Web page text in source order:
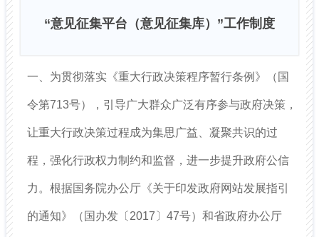
“意见征集平台（意见征集库）”工作制度
一、为贯彻落实《重大行政决策程序暂行条例》（国
令第713号），引导广大群众广泛有序参与政府决策，
让重大行政决策过程成为集思广益、凝聚共识的过
程，强化行政权力制约和监督，进一步提升政府公信
力。根据国务院办公厅《关于印发政府网站发展指引
的通知》（国办发〔2017〕47号）和省政府办公厅